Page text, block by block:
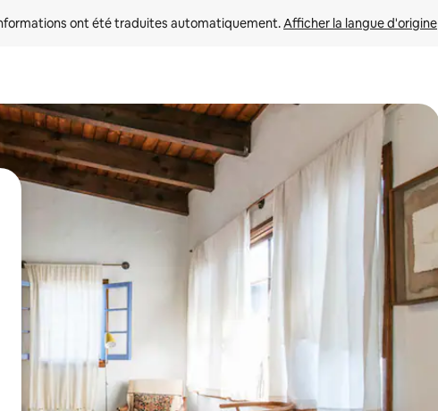
ont été traduites automatiquement. Afficher la langue d'origine
haut et vers le bas pour les parcourir ou en appuyant et en faisant glisser.